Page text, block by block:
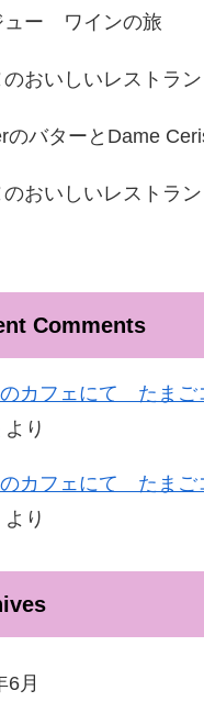
ュー ワインの旅
のおいしいレストラ
のバターとDame
のおいしいレストラ
Comments
カフェにて たまご
より
カフェにて たまご
より
6月